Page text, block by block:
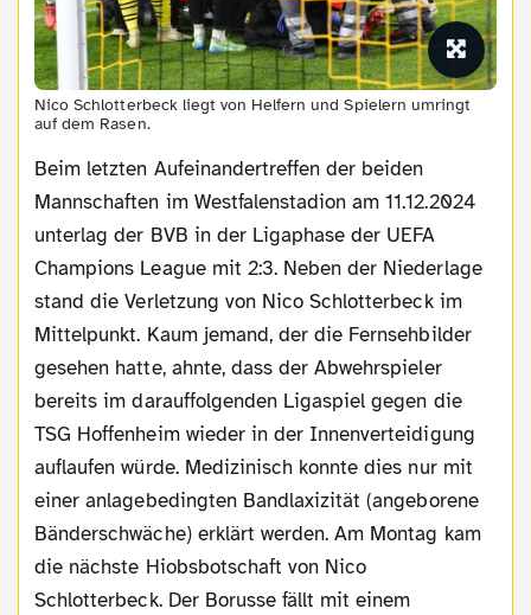
Nico Schlotterbeck liegt von Helfern und Spielern umringt
auf dem Rasen.
Beim letzten Aufeinandertreffen der beiden
Mannschaften im Westfalenstadion am 11.12.2024
unterlag der BVB in der Ligaphase der UEFA
Champions League mit 2:3. Neben der Niederlage
stand die Verletzung von Nico Schlotterbeck im
Mittelpunkt. Kaum jemand, der die Fernsehbilder
gesehen hatte, ahnte, dass der Abwehrspieler
bereits im darauffolgenden Ligaspiel gegen die
TSG Hoffenheim wieder in der Innenverteidigung
auflaufen würde. Medizinisch konnte dies nur mit
einer anlagebedingten Bandlaxizität (angeborene
Bänderschwäche) erklärt werden. Am Montag kam
die nächste Hiobsbotschaft von Nico
Schlotterbeck. Der Borusse fällt mit einem